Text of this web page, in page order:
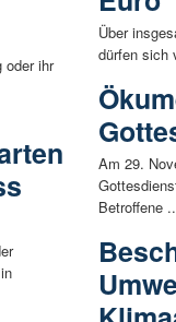
oder ihr
Über
dürfen sich
Am 29.
Betroffene